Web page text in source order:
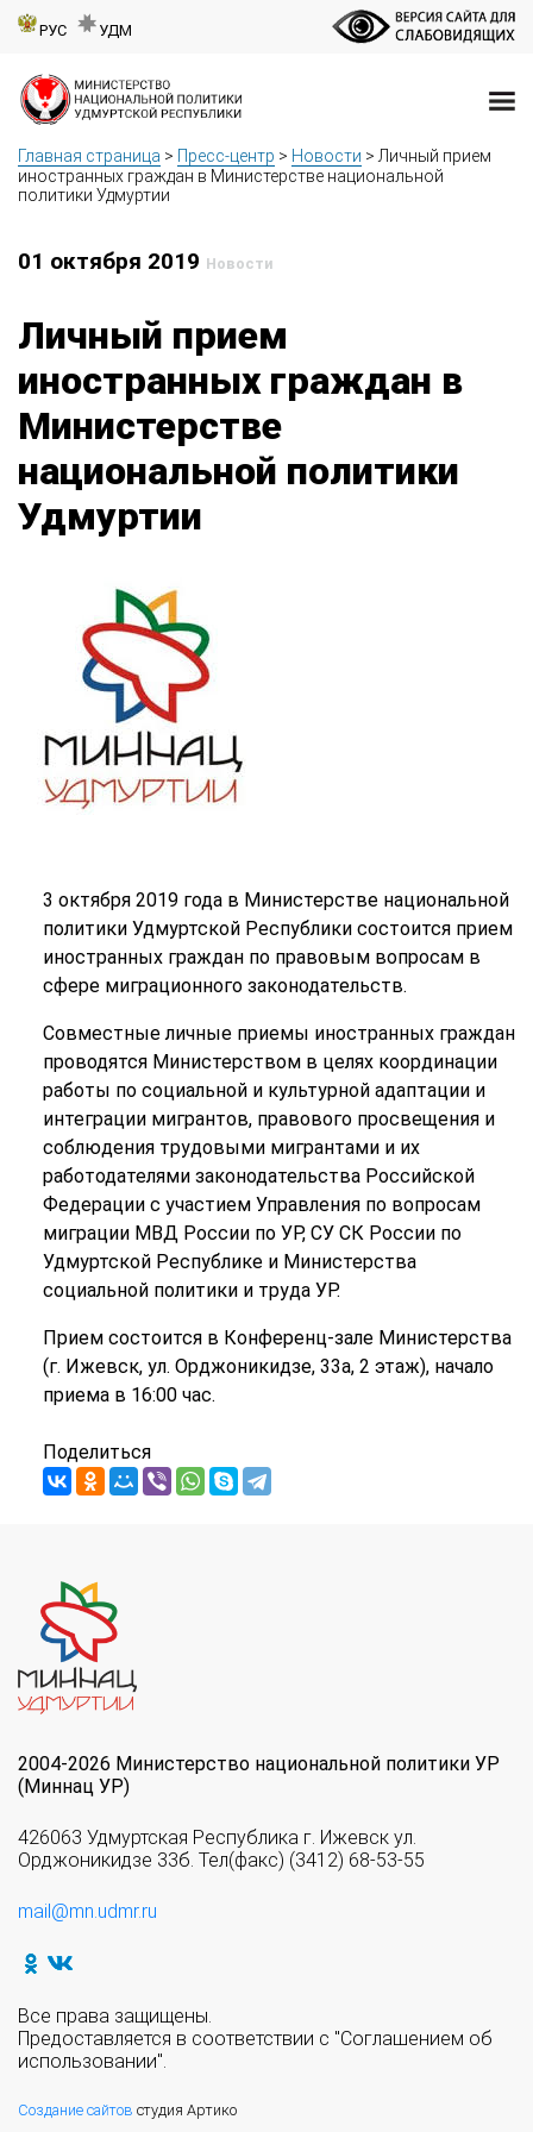
РУС УДМ
Главная страница > Пресс-центр > Новости >Личный прием
иностранных граждан в Министерстве национальной
политики Удмуртии
01 октября 2019 Новости
Личный прием
иностранных граждан в
Министерстве
национальной политики
Удмуртии
3 октября 2019 года в Министерстве национальной
политики Удмуртской Республики состоится прием
иностранных граждан по правовым вопросам в
сфере миграционного законодательств.
Совместные личные приемы иностранных граждан
проводятся Министерством в целях координации
работы по социальной и культурной адаптации и
интеграции мигрантов, правового просвещения и
соблюдения трудовыми мигрантами и их
работодателями законодательства Российской
Федерации с участием Управления по вопросам
миграции МВД России по УР, СУ СК России по
Удмуртской Республике и Министерства
социальной политики и труда УР.
Прием состоится в Конференц-зале Министерства
(г. Ижевск, ул. Орджоникидзе, 33а, 2 этаж), начало
приема в 16:00 час.
Поделиться
2004-2026 Министерство национальной политики УР
(Миннац УР)
426063 Удмуртская Республика г. Ижевск ул.
Орджоникидзе 33б. Тел(факс) (3412) 68-53-55
mail@mn.udmr.ru
Все права защищены.
Предоставляется в соответствии с "Соглашением об
использовании".
Создание сайтов студия Артико